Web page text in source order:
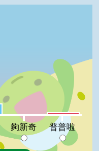
夠新奇:0%普普啦:2%
夠新奇 普普啦